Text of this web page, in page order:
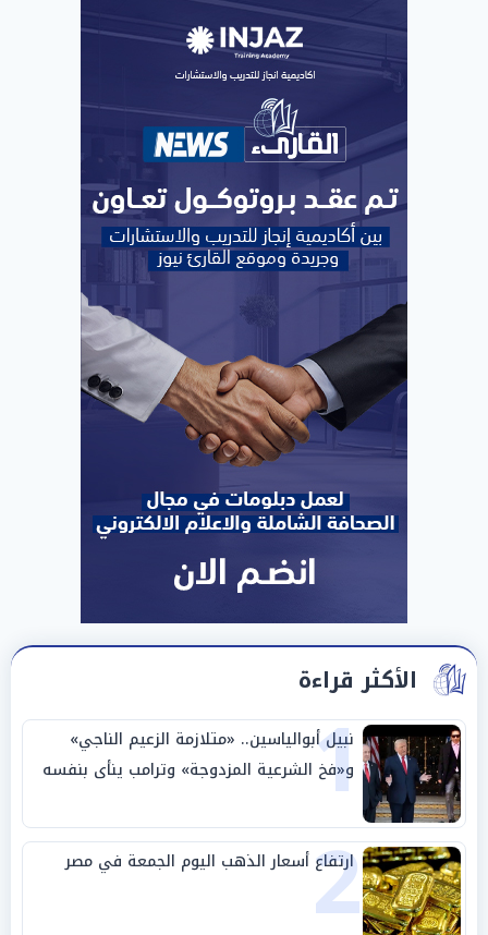
الأكثر قراءة
1
نبيل أبوالياسين.. «متلازمة الزعيم الناجي»
و«فخ الشرعية المزدوجة» وترامب ينأى بنفسه
وحليفه في «ميتم استراتيجي»
2
ارتفاع أسعار الذهب اليوم الجمعة في مصر